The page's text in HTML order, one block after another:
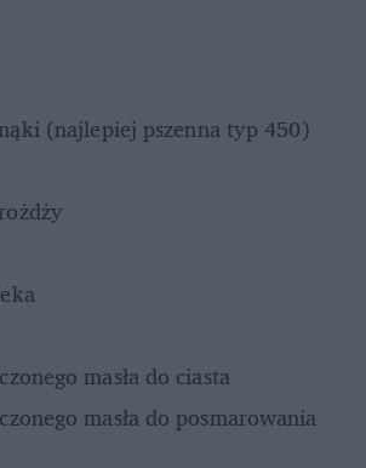
(najlepiej pszenna typ 450)
masła do ciasta
masła do posmarowania